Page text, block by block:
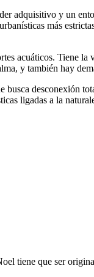
adquisitivo y un
más
acuáticos. Tiene
y también hay
desconexión
ligadas a la
tiene que ser